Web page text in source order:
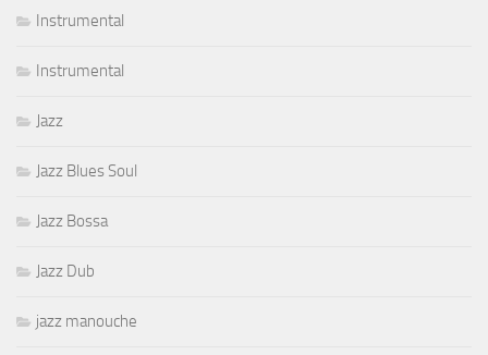
Instrumental
Instrumental
Jazz
Jazz Blues Soul
Jazz Bossa
Jazz Dub
jazz manouche